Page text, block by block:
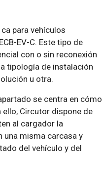
para vehículos
EV-C. Este tipo de
con o sin reconexión
tipología de instalación
u otra.
se centra en cómo
Circutor dispone de
al cargador la
una misma carcasa y
del vehículo y del